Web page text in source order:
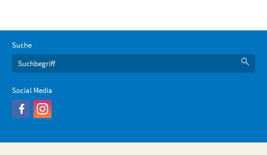
Suche
Social Media